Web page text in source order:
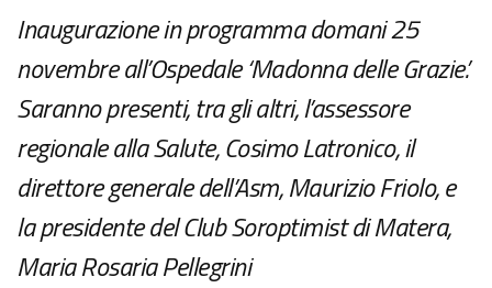
Inaugurazione in programma domani 25
novembre all’Ospedale ‘Madonna delle Grazie’.
Saranno presenti, tra gli altri, l’assessore
regionale alla Salute, Cosimo Latronico, il
direttore generale dell’Asm, Maurizio Friolo, e
la presidente del Club Soroptimist di Matera,
Maria Rosaria Pellegrini